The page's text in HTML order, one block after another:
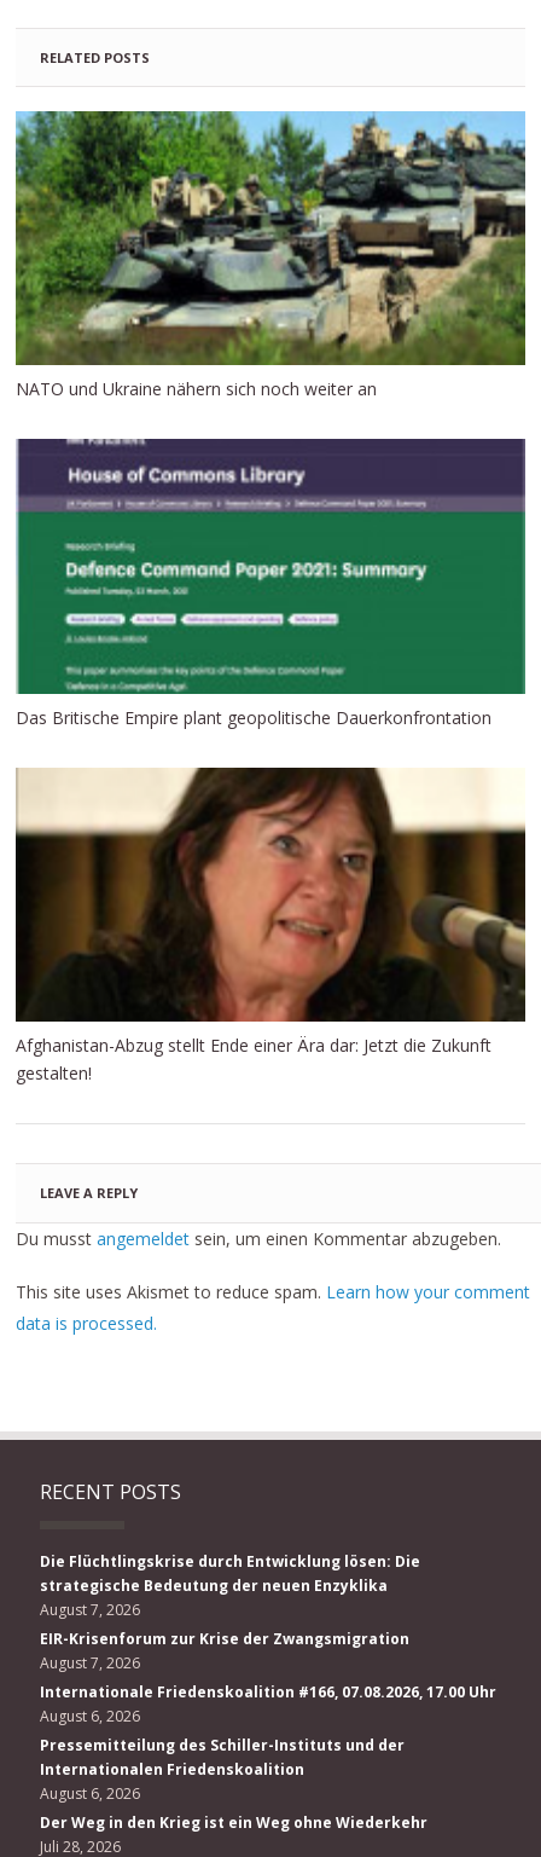
RELATED POSTS
NATO und Ukraine nähern sich noch weiter an
Das Britische Empire plant geopolitische Dauerkonfrontation
Afghanistan-Abzug stellt Ende einer Ära dar: Jetzt die Zukunft
gestalten!
LEAVE A REPLY
Du musstangemeldet sein, um einen Kommentar abzugeben.
This site uses Akismet to reduce spam. Learn how your comment
data is processed.
RECENT POSTS
Die Flüchtlingskrise durch Entwicklung lösen: Die
strategische Bedeutung der neuen Enzyklika
August 7, 2026
EIR-Krisenforum zur Krise der Zwangsmigration
August 7, 2026
Internationale Friedenskoalition #166, 07.08.2026, 17.00 Uhr
August 6, 2026
Pressemitteilung des Schiller-Instituts und der
Internationalen Friedenskoalition
August 6, 2026
Der Weg in den Krieg ist ein Weg ohne Wiederkehr
Juli 28, 2026